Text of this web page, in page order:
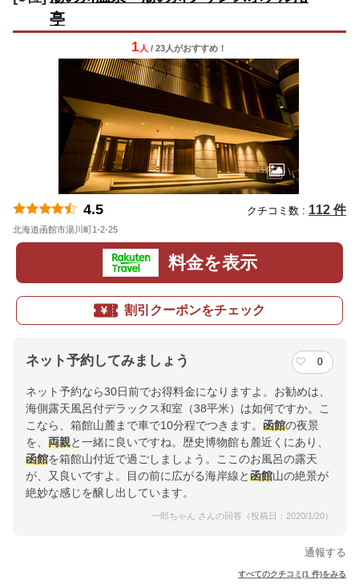
亭
1 人 / 23人がおすすめ！
4.5 クチコミ数 : 112 件
北海道函館市湯川町1-2-25
料金を表示
割引クーポンをチェック
ネット予約してみましょう 0
ネット予約なら30日前でお得料金になりますよ。お勧めは、
海側露天風呂付デラックス和室（38平米）は如何ですか。こ
こなら、箱館山麓まで車で10分程でつきます。 函館の夜景
を、 両親と一緒に良いですね。歴史博物館も麓近くにあり、
函館を箱館山付近で過ごしましょう。ここのお風呂の露天
が、又良いですよ。目の前に広がる海岸線と函館山の絶景が
絶妙な感じを醸し出しています。
一郎ちゃん さんの回答（投稿日：2020/1/20）
通報する
すべてのクチコミ(1 件)をみる